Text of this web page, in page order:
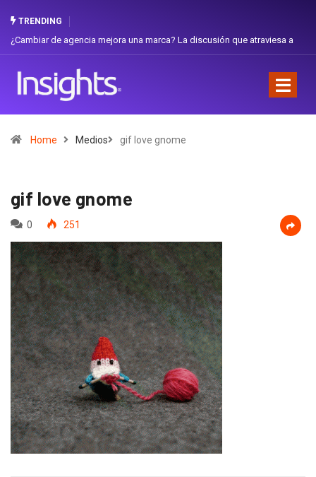
TRENDING
de agencia mejora una marca? La discusión que atraviesa a
Gabriela
Home Medios gif love gnome
gif love gnome
0 251